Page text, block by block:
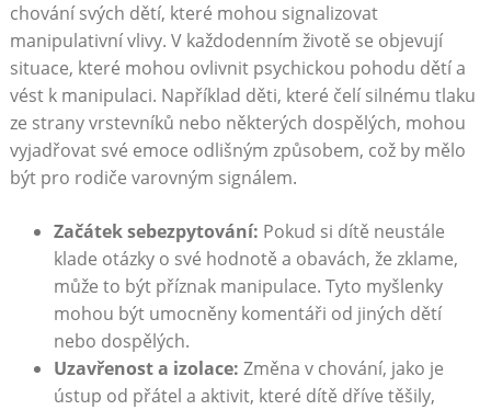
chování svých dětí, které mohou signalizovat
manipulativní vlivy. V každodenním životě se objevují
situace, které mohou ovlivnit psychickou pohodu dětí a
vést k manipulaci. Například děti, které čelí silnému tlaku
ze strany vrstevníků nebo některých dospělých, mohou
vyjadřovat své emoce odlišným způsobem, což by mělo
být pro rodiče varovným signálem.
Začátek sebezpytování: Pokud si dítě neustále
klade otázky o své hodnotě a obavách, že zklame,
může to být příznak manipulace. Tyto myšlenky
mohou být umocněny komentáři od jiných dětí
nebo dospělých.
Uzavřenost a izolace: Změna v chování, jako je
ústup od přátel a aktivit, které dítě dříve těšily,